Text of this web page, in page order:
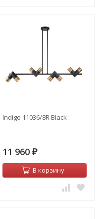
Indigo 11036/8R Black
11 960 ₽
В корзину